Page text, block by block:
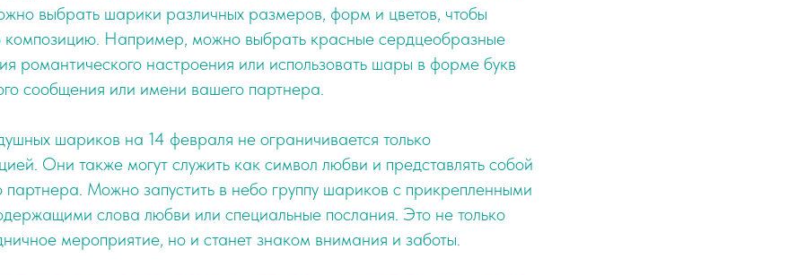
выбрать шарики различных размеров, форм и цветов, чтобы
композицию. Например, можно выбрать красные сердцеобразные
романтического настроения или использовать шары в форме букв
сообщения или имени вашего партнера.
шариков на 14 февраля не ограничивается только
Они также могут служить как символ любви и представлять собой
партнера. Можно запустить в небо группу шариков с прикрепленными
слова любви или специальные послания. Это не только
мероприятие, но и станет знаком внимания и заботы.